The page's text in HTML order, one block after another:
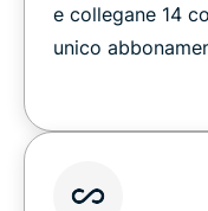
e collegane 14
unico